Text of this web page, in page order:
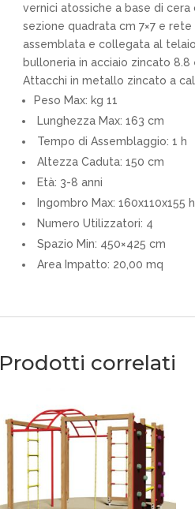
vernici atossiche a base di
sezione quadrata cm 7×7 e
assemblata e collegata al
bulloneria in acciaio zincato
Attacchi in metallo zincato a
Peso Max: kg 11
Lunghezza Max: 163 cm
Tempo di Assemblaggio: 1 h
Altezza Caduta: 150 cm
Età: 3-8 anni
Ingombro Max: 160x110x155
Numero Utilizzatori: 4
Spazio Min: 450×425 cm
Area Impatto: 20,00 mq
Prodotti correlati